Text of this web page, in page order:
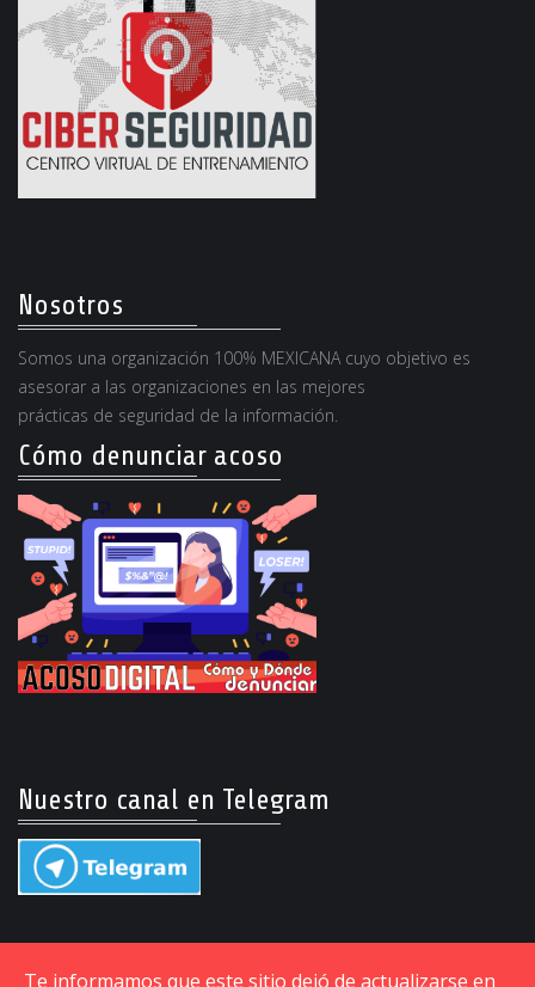
Nosotros
Somos una organización 100% MEXICANA cuyo objetivo es
asesorar a las organizaciones en las mejores
prácticas de seguridad de la información.
Cómo denunciar acoso
Nuestro canal en Telegram
Te informamos que este sitio dejó de actualizarse en